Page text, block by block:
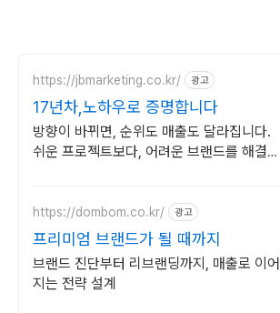
https://jbmarketing.co.kr/ 광고
17년차,노하우로 증명합니다
방향이 바뀌면, 순위도 매출도 달라집니다.
쉬운 프로젝트보다, 어려운 브랜드를 해결합
https://dombom.co.kr/ 광고
프리미엄 브랜드가 될 때까지
브랜드 진단부터 리브랜딩까지, 매출로 이어
지는 전략 설계